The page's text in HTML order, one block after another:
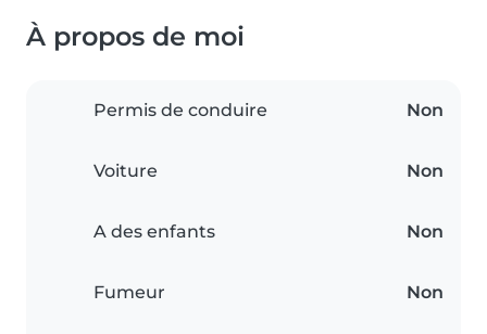
À propos de moi
Permis de conduire Non
Voiture Non
A des enfants Non
Fumeur Non